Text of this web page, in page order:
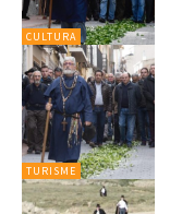
CULTURA
TURISME